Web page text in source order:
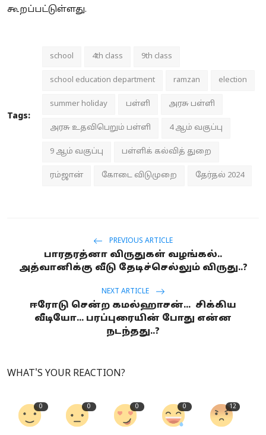
கூறப்பட்டுள்ளது.
Tags:
school 4th class 9th class
school education department ramzan election
summer holiday பள்ளி அரசு பள்ளி
அரசு உதவிபெறும் பள்ளி 4 ஆம் வகுப்பு
9 ஆம் வகுப்பு பள்ளிக் கல்வித் துறை
ரம்ஜான் கோடை விடுமுறை தேர்தல் 2024
PREVIOUS ARTICLE
பாரதரத்னா விருதுகள் வழங்கல்..
அத்வானிக்கு வீடு தேடிச்செல்லும் விருது..?
NEXT ARTICLE
ஈரோடு சென்ற கமல்ஹாசன்... சிக்கிய
வீடியோ... பரப்புரையின் போது என்ன
நடந்தது..?
WHAT'S YOUR REACTION?
0 0 0 0 12